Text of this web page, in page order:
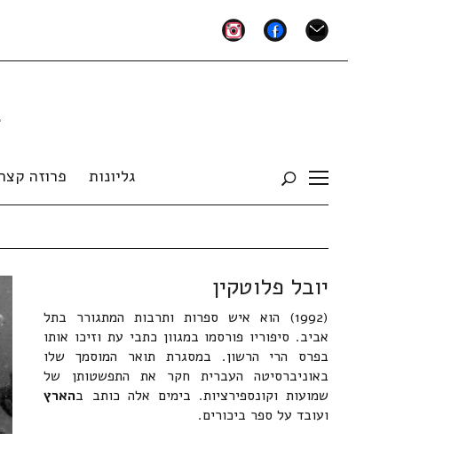
mail
facebook
instagram
גליונות פרוזה Toggle
&
יובל פלוטקין
(1992) הוא איש ספרות ותרבות המתגורר בתל
אביב. סיפוריו פורסמו במגוון כתבי עת וזיכו אותו
בפרס הרי הרשון. במסגרת תואר המוסמך שלו
באוניברסיטה העברית חקר את התפשטותן של
שמועות וקונספירציות. בימים אלה כותב בהארץ
ועובד על ספר ביכורים.